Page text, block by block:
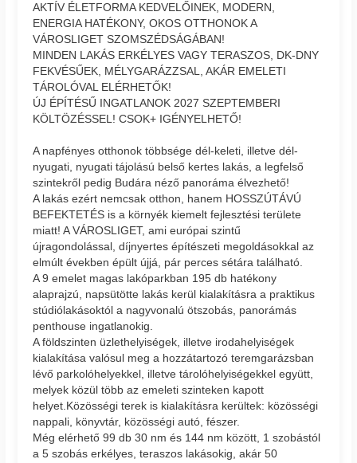
AKTÍV ÉLETFORMA KEDVELŐINEK, MODERN,
ENERGIA HATÉKONY, OKOS OTTHONOK A
VÁROSLIGET SZOMSZÉDSÁGÁBAN!
MINDEN LAKÁS ERKÉLYES VAGY TERASZOS, DK-DNY
FEKVÉSŰEK, MÉLYGARÁZZSAL, AKÁR EMELETI
TÁROLÓVAL ELÉRHETŐK!
ÚJ ÉPÍTÉSŰ INGATLANOK 2027 SZEPTEMBERI
KÖLTÖZÉSSEL! CSOK+ IGÉNYELHETŐ!
A napfényes otthonok többsége dél-keleti, illetve dél-
nyugati, nyugati tájolású belső kertes lakás, a legfelső
szintekről pedig Budára néző panoráma élvezhető!
A lakás ezért nemcsak otthon, hanem HOSSZÚTÁVÚ
BEFEKTETÉS is a környék kiemelt fejlesztési területe
miatt! A VÁROSLIGET, ami európai szintű
újragondolással, díjnyertes építészeti megoldásokkal az
elmúlt években épült újjá, pár perces sétára található.
A 9 emelet magas lakóparkban 195 db hatékony
alaprajzú, napsütötte lakás kerül kialakításra a praktikus
stúdiólakásoktól a nagyvonalú ötszobás, panorámás
penthouse ingatlanokig.
A földszinten üzlethelyiségek, illetve irodahelyiségek
kialakítása valósul meg a hozzátartozó teremgarázsban
lévő parkolóhelyekkel, illetve tárolóhelyiségekkel együtt,
melyek közül több az emeleti szinteken kapott
helyet.Közösségi terek is kialakításra kerültek: közösségi
nappali, könyvtár, közösségi autó, fészer.
Még elérhető 99 db 30 nm és 144 nm között, 1 szobástól
a 5 szobás erkélyes, teraszos lakásokig, akár 50